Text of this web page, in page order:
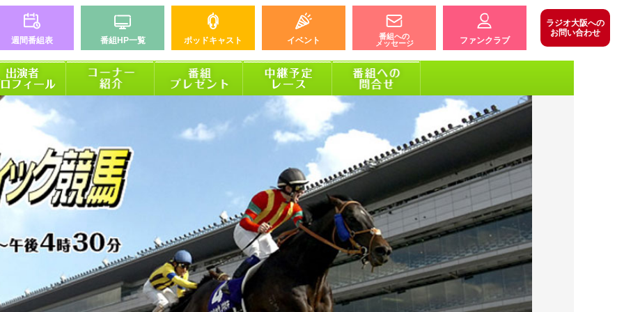
週間番組表 番組HP一覧 ポッドキャスト イベント
番組への
メッセージ
ファンクラブ
ラジオ大阪への
お問い合わせ